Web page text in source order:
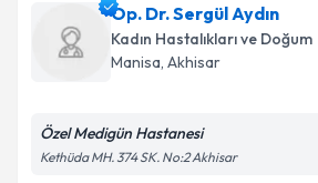
Takvim Talebini
Doç. Dr. Taha Takmaziçin
oluşturun. Size bu uzmandan
takvim hazırlandığında e-posta ile
Op. Dr. Sergül Aydın
Kadın Hastalıkları ve Doğum
Manisa, Akhisar
Özel Medigün Hastanesi
Kethüda MH. 374 SK. No:2 Akhisar